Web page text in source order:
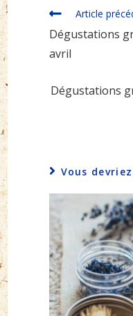
Read
articles
Article
Dégustations
avril
Dégustations
Vous